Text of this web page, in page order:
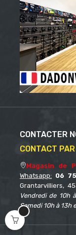
CONTACTER
CONTACT
Magasin de
Whatsapp: 06
Grantarvilliers,
Vendredi de 10h
Samedi 10h à 13h